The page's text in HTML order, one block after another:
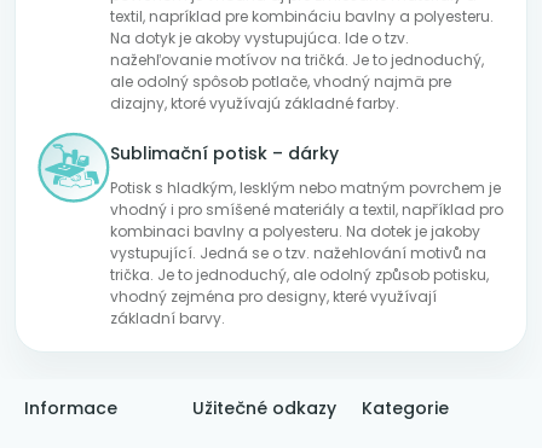
textil, napríklad pre kombináciu bavlny a polyesteru.
Na dotyk je akoby vystupujúca. Ide o tzv.
nažehľovanie motívov na tričká. Je to jednoduchý,
ale odolný spôsob potlače, vhodný najmä pre
dizajny, ktoré využívajú základné farby.
Sublimační potisk – dárky
Potisk s hladkým, lesklým nebo matným povrchem je
vhodný i pro smíšené materiály a textil, například pro
kombinaci bavlny a polyesteru. Na dotek je jakoby
vystupující. Jedná se o tzv. nažehlování motivů na
trička. Je to jednoduchý, ale odolný způsob potisku,
vhodný zejména pro designy, které využívají
základní barvy.
Informace Užitečné odkazy Kategorie